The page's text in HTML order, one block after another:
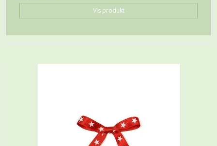
Vis produkt